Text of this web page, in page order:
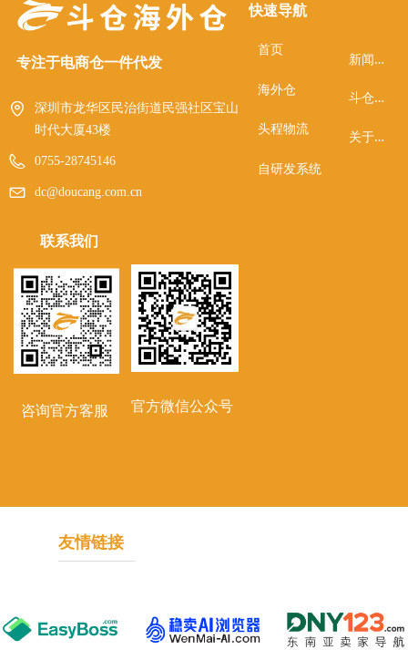
友情链接
深圳市龙华区民治街道民强社区宝山
时代大厦43楼
0755-28745146
dc@doucang.com.cn
专注于电商仓一件代发
首页
海外仓
头程物流
自研发系统
快速导航
新
闻资讯
斗
仓OMS
关
于我们
咨询官方客服
联系我们
官方微信公众号